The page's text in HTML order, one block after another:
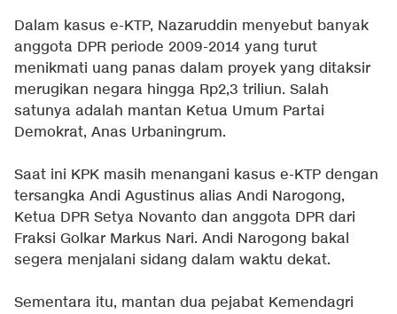
Dalam kasus e-KTP, Nazaruddin menyebut banyak
anggota DPR periode 2009-2014 yang turut
menikmati uang panas dalam proyek yang ditaksir
merugikan negara hingga Rp2,3 triliun. Salah
satunya adalah mantan Ketua Umum Partai
Demokrat, Anas Urbaningrum.
Saat ini KPK masih menangani kasus e-KTP dengan
tersangka Andi Agustinus alias Andi Narogong,
Ketua DPR Setya Novanto dan anggota DPR dari
Fraksi Golkar Markus Nari. Andi Narogong bakal
segera menjalani sidang dalam waktu dekat.
Sementara itu, mantan dua pejabat Kemendagri